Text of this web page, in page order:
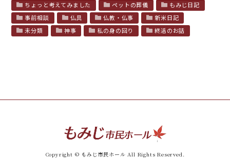
ちょっと考えてみました
ペットの葬儀
もみじ日記
事前相談
仏具 仏教・仏事
新米日記
未分類
神事 私の身の回り 終活のお話
Copyright © もみじ市民ホール All Rights Reserved.